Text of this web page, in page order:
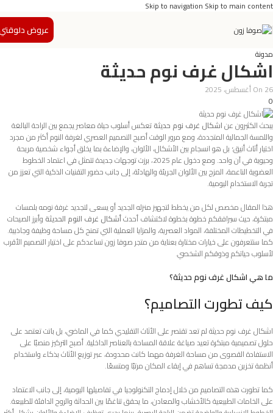
Skip to navigation Skip to main content
عروض
مدونة
اشكال غرف نوم حديثة
On 26 أغسطس، 2025
0
يبحث الكثيرون عناشكال غرف نوم حديثةتعكس أسلوب حياة معاصر يجمع بين الراحة البالغة
واللمسة الجمالية المتجددة، ومع مرور الوقت أصبح التصميم العصري لغرفة النوم أكثر من مجرد
اختيار أثاث أنيق؛ بل هو انسجام بين الأشكال، الألوان، والإضاءة بما يخلق أجواء شخصية مريحة
وحيوية في آن واحد. ومع دخول عام 2025، برزت توجهات جديدة تتمثل في اعتماد الخطوط
العضوية الناعمة، المزج بين الألوان الجريئة والهادئة، إلى جانب حضور التقنيات الذكية التي تعزز من
تجربة الاستخدام اليومية.
هذا المقال مخصص لكل من يخطط لتجهيز منزله الجديد أو يسعى لتجديد غرفة نومه بلمسات
مبتكرة، حيث سيرافقكم خطوة بخطوة لاكتشاف أحدثأشكال غرف النوم الحديثة وأبرز الصيحات
في التخطيطات المختلفة، المواد العصرية، والمزايا العملية التي تمنح كل مساحة وظيفة وجاذبية.
كما ستتعرفون على خيارات مختارة بعناية من متجر صوفا زون تساعدكم على اختيار التصميم الأقرب
لأسلوب حياتكم وذوقكم الشخصي.
ما هي اشكال غرف نوم حديثة؟
كيف تطورت التصاميم؟
اشكال غرف نوم حديثة لم تعد تقتصر على الأثاث التقليدي كما في الماضي، بل باتت تعتمد على
حلول تصميمية مبتكرة تعيد صياغة علاقة المساحة بالعناصر الداخلية. أصبح التركيز منصبًا على
الاستفادة القصوى من مساحة الغرفة مهما كانت محدودة، عبر توزيع الأثاث بذكاء واستخدام
أنظمة تخزين مدمجة تساهم في إبقاء المكان مرتبًا ومتسعًا.
كما تطورت هذه التصاميم من خلال إدماج التكنولوجيا في تفاصيلها اليومية، إلى جانب الاعتماد
على الخامات الطبيعية كالأخشاب والمعادن، ما يحقق تناغمًا بين الحداثة والروح الدافئة للطبيعة.